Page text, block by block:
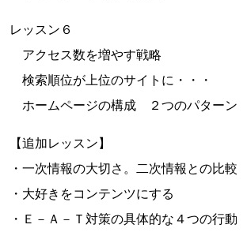
レッスン６
アクセス数を増やす戦略
検索順位が上位のサイトに・・・
ホームページの構成 ２つのパターン
【追加レッスン】
・一次情報の大切さ。二次情報との比較
・大好きをコンテンツにする
・Ｅ－Ａ－Ｔ対策の具体的な４つの行動